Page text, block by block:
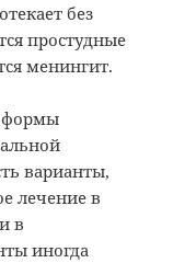
без
простудные
менингит.
формы
варианты,
лечение в
в
иногда